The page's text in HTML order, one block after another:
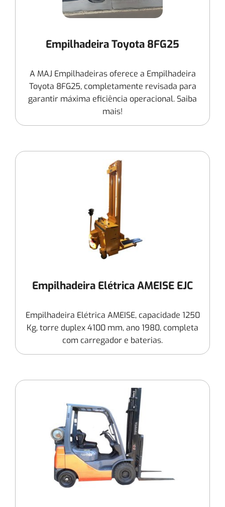
Empilhadeira Toyota 8FG25
A MAJ Empilhadeiras oferece a Empilhadeira
Toyota 8FG25, completamente revisada para
garantir máxima eficiência operacional. Saiba
mais!
Empilhadeira Elétrica AMEISE EJC
Empilhadeira Elétrica AMEISE, capacidade 1250
Kg, torre duplex 4100 mm, ano 1980, completa
com carregador e baterias.